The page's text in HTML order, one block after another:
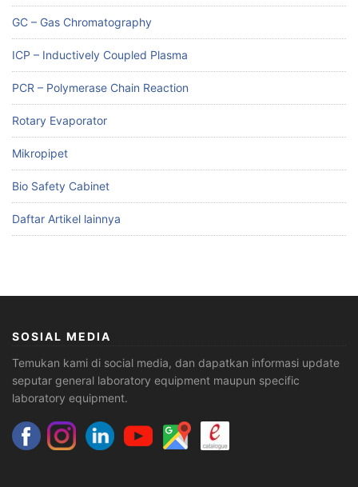
GC – Gas Chromatography
ICP – Inductively Coupled Plasma
PCR – Polymerase Chain Reaction
Rotary Evaporator
Mikropipet
Bio Safety Cabinet
Daftar Artikel lainnya
SOSIAL MEDIA
Temukan kami di social media, dan dapatkan informasi update
seputar general laboratory equipment maupun specific
laboratory equipment.